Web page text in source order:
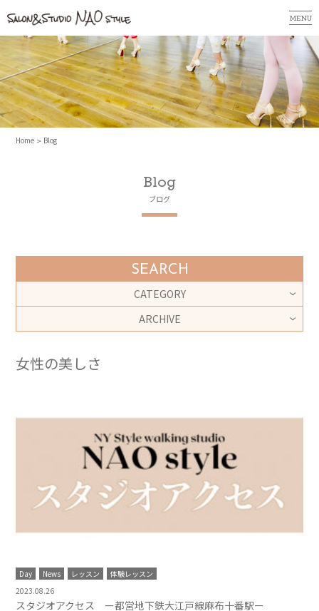
MENU
Home Blog
Blog
ブログ
SEARCH
CATEGORY
ARCHIVE
女性の美しさ
Day News レッスン
体験レッスン
2023.08.26
スタジオアクセス ー都営地下鉄大江戸線麻布十番駅ー